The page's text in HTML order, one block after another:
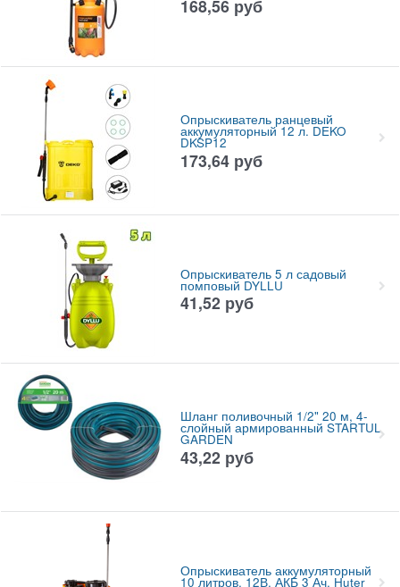
168,56 руб
Опрыскиватель ранцевый
аккумуляторный 12 л. DEKO
DKSP12
173,64 руб
Опрыскиватель 5 л садовый
помповый DYLLU
41,52 руб
Шланг поливочный 1/2" 20 м, 4-
слойный армированный STARTUL
GARDEN
43,22 руб
Опрыскиватель аккумуляторный
10 литров, 12В, АКБ 3 Ач, Huter